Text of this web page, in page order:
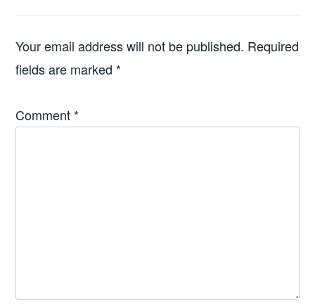
Your email address will not be published. Required
fields are marked *
Comment *